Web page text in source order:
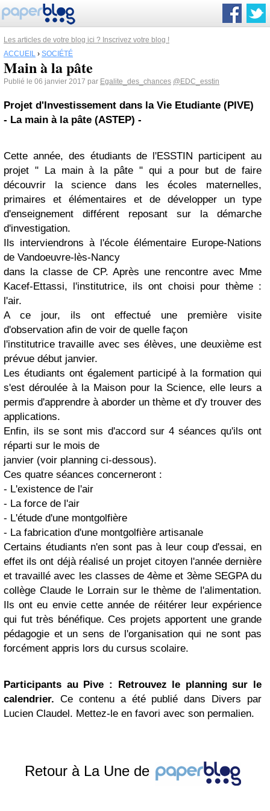
Les articles de votre blog ici ? Inscrivez votre blog !
ACCUEIL › SOCIÉTÉ
Main à la pâte
Publié le 06 janvier 2017 par Egalite_des_chances @EDC_esstin
Projet d'Investissement dans la Vie Etudiante (PIVE)
- La main à la pâte (ASTEP) -
Cette année, des étudiants de l'ESSTIN participent au
projet " La main à la pâte " qui a pour but de faire
découvrir la science dans les écoles maternelles,
primaires et élémentaires et de développer un type
d'enseignement différent reposant sur la démarche
d'investigation.
Ils interviendrons à l'école élémentaire Europe-Nations
de Vandoeuvre-lès-Nancy
dans la classe de CP. Après une rencontre avec Mme
Kacef-Ettassi, l'institutrice, ils ont choisi pour thème :
l'air.
A ce jour, ils ont effectué une première visite
d'observation afin de voir de quelle façon
l'institutrice travaille avec ses élèves, une deuxième est
prévue début janvier.
Les étudiants ont également participé à la formation qui
s'est déroulée à la Maison pour la Science, elle leurs a
permis d'apprendre à aborder un thème et d'y trouver des
applications.
Enfin, ils se sont mis d'accord sur 4 séances qu'ils ont
réparti sur le mois de
janvier (voir planning ci-dessous).
Ces quatre séances concerneront :
- L'existence de l'air
- La force de l'air
- L'étude d'une montgolfière
- La fabrication d'une montgolfière artisanale
Certains étudiants n'en sont pas à leur coup d'essai, en
effet ils ont déjà réalisé un projet citoyen l'année dernière
et travaillé avec les classes de 4ème et 3ème SEGPA du
collège Claude le Lorrain sur le thème de l'alimentation.
Ils ont eu envie cette année de réitérer leur expérience
qui fut très bénéfique. Ces projets apportent une grande
pédagogie et un sens de l'organisation qui ne sont pas
forcément appris lors du cursus scolaire.
Participants au Pive :
Retrouvez le planning sur le
calendrier. Ce contenu a été publié dans Divers par
Lucien Claudel. Mettez-le en favori avec son permalien.
Retour à La Une de